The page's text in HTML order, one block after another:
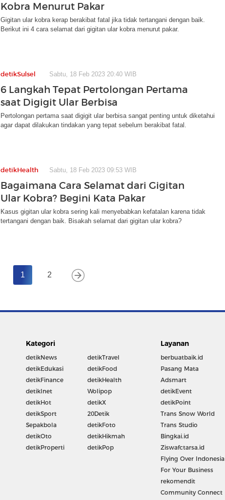
Kobra Menurut Pakar
Gigitan ular kobra kerap berakibat fatal jika tidak tertangani dengan baik.
Berikut ini 4 cara selamat dari gigitan ular kobra menurut pakar.
detikSulsel Sabtu, 18 Feb 2023 20:40 WIB
6 Langkah Tepat Pertolongan Pertama
saat Digigit Ular Berbisa
Pertolongan pertama saat digigit ular berbisa sangat penting untuk diketahui
agar dapat dilakukan tindakan yang tepat sebelum berakibat fatal.
detikHealth Sabtu, 18 Feb 2023 09:53 WIB
Bagaimana Cara Selamat dari Gigitan
Ular Kobra? Begini Kata Pakar
Kasus gigitan ular kobra sering kali menyebabkan kefatalan karena tidak
tertangani dengan baik. Bisakah selamat dari gigitan ular kobra?
1 2
Kategori
detikNews
detikEdukasi
detikFinance
detikInet
detikHot
detikSport
Sepakbola
detikOto
detikProperti
detikTravel
detikFood
detikHealth
Wolipop
detikX
20Detik
detikFoto
detikHikmah
detikPop
Layanan
berbuatbaik.id
Pasang Mata
Adsmart
detikEvent
detikPoint
Trans Snow World
Trans Studio
Bingkai.id
Ziswafctarsa.id
Flying Over Indonesia
For Your Business
rekomendit
Community Connect